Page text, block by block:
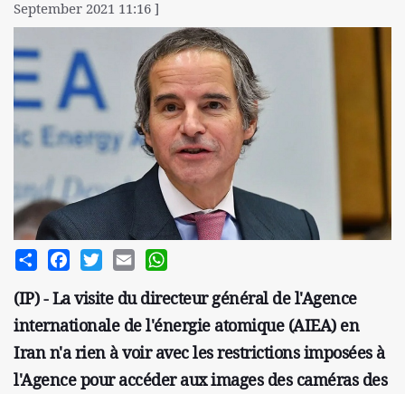
September 2021 11:16 ]
Share FacebookTwitterEmail
(IP) - La visite du directeur général de l'Agence
internationale de l'énergie atomique (AIEA) en
Iran n'a rien à voir avec les restrictions imposées à
l'Agence pour accéder aux images des caméras des